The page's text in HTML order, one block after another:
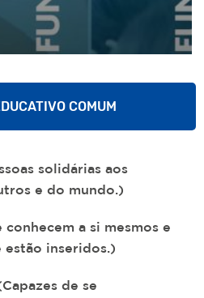
COMUM
solidárias aos
e do mundo.)
conhecem a si mesmos e
estão inseridos.)
de se